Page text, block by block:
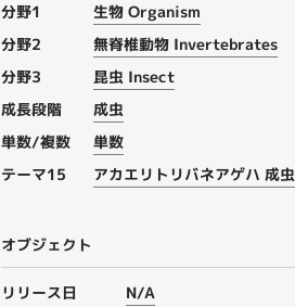
分野1
生物 Organism
分野2
無脊椎動物 Invertebrates
分野3
昆虫 Insect
成長段階
成虫
単数/複数
単数
テーマ15
アカエリトリバネアゲハ 成虫
オブジェクト
リリース日 N/A